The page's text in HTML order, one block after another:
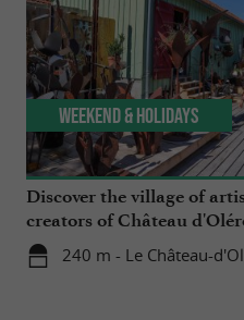
Discover the village of
creators of Château
240 m - Le Château-
Weekend & Holidays